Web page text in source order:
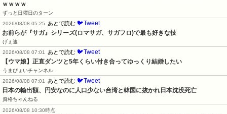
ｗｗｗｗ
ずっと日曜日のターン
2026/08/08 05:25
あとで読む 🐦Tweet
お前らが『サガ』シリーズ(ロマサガ、サガフロ)で最も好きな技
げぇ速
2026/08/08 07:01
あとで読む 🐦Tweet
【ウマ娘】正直ダンツと5年くらい付き合ってゆっくり結婚したい
うまぴょいチャンネル
2026/08/08 07:01
あとで読む 🐦Tweet
日本の輸出額、円安なのに人口少ない台湾と韓国に抜かれ日本沈没死亡
資格ちゃんねる
2026/08/08 10:30時点